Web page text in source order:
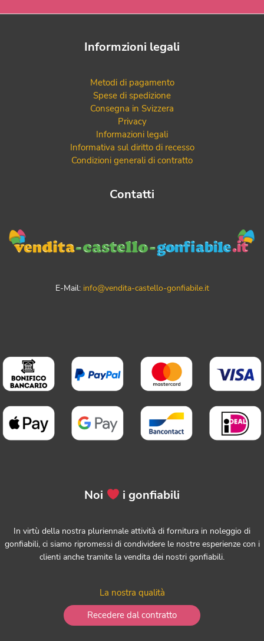
Informzioni legali
Metodi di pagamento
Spese di spedizione
Consegna in Svizzera
Privacy
Informazioni legali
Informativa sul diritto di recesso
Condizioni generali di contratto
Contatti
E-Mail: info@vendita-castello-gonfiabile.it
Noi i gonfiabili
In virtù della nostra pluriennale attività di fornitura in noleggio di
gonfiabili, ci siamo ripromessi di condividere le nostre esperienze con i
clienti anche tramite la vendita dei nostri gonfiabili.
La nostra qualità
Recedere dal contratto